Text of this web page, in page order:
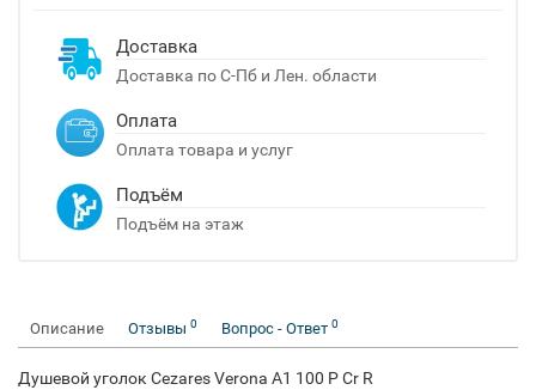
Доставка
Доставка по С-Пб и Лен. области
Оплата
Оплата товара и услуг
Подъём
Подъём на этаж
Описание Отзывы 0 Вопрос - Ответ 0
Душевой уголок Cezares Verona A1 100 P Cr R